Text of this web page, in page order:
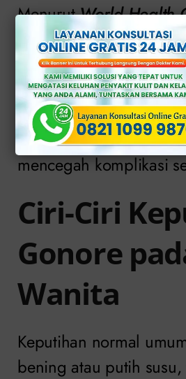
MenurutWorld Health
gonore termasuk salah
menular seksual (IMS)
umum terjadi di
memerlukan diagnosis
pengobatan yang tepat
mencegah komplikasi
Ciri-Ciri
Gonore
Wanita
Keputihan normal
bening atau putih